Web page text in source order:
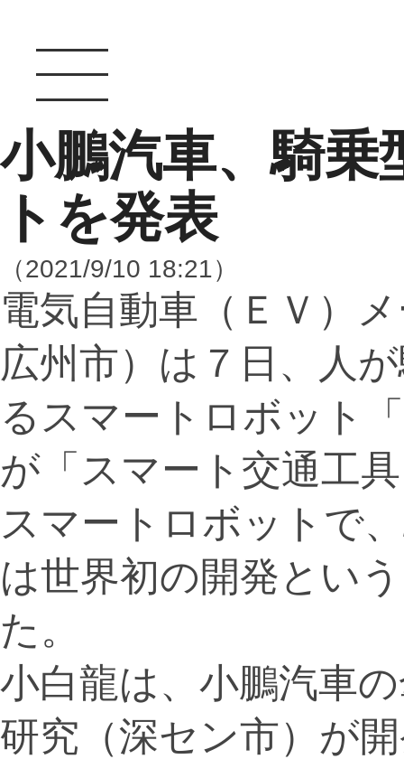
小鵬汽車、騎乗
トを発表
（2021/9/10 18:21）
電気自動車（ＥＶ）
広州市）は７日、人
るスマートロボット
が「スマート交通工
スマートロボットで
は世界初の開発とい
た。
小白龍は、小鵬汽車
研究（深セン市）が